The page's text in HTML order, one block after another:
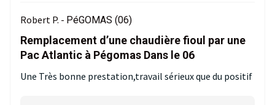
Robert P. - PéGOMAS (06)
Remplacement d’une chaudière fioul par une
Pac Atlantic à Pégomas Dans le 06
Une Très bonne prestation,travail sérieux que du positif